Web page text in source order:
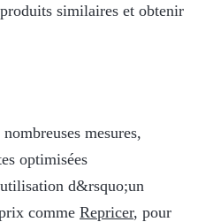
similaires et obtenir
mesures,
optimisées
d&rsquo;un
comme Repricer, pour